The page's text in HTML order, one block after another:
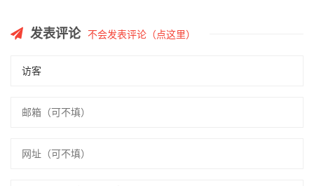
发表评论 不会发表评论（点这里）